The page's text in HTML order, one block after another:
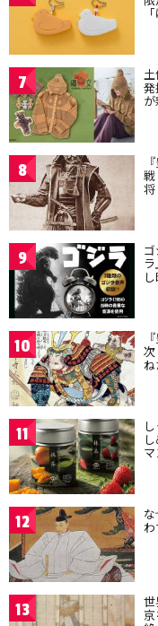
7
8
9
10
ね
11
12 わ
13